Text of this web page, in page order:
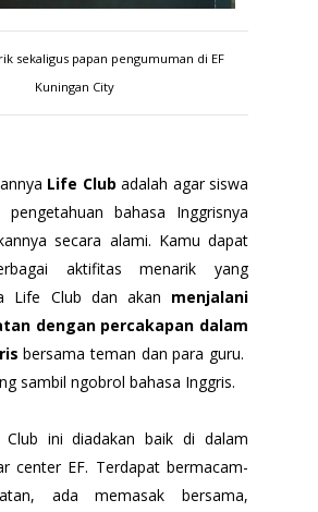
sekaligus papan pengumuman di EF
Kuningan City
Life Club adalah agar siswa
pengetahuan bahasa Inggrisnya
secara alami. Kamu dapat
aktifitas menarik yang
Life Club dan akan menjalani
dengan percakapan dalam
bersama teman dan para guru.
sambil ngobrol bahasa Inggris.
Club ini diadakan baik di dalam
center EF. Terdapat bermacam-
ada memasak bersama,